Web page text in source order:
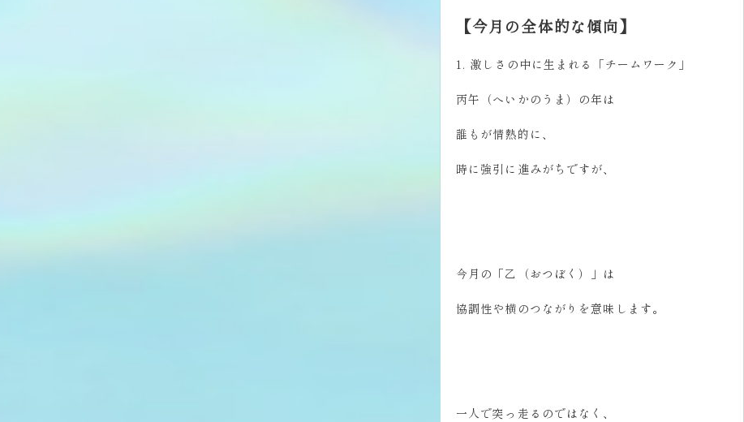
【今月の全体的な傾向】
1. 激しさの中に生まれる「チームワーク」
丙午（へいかのうま）の年は
誰もが情熱的に、
時に強引に進みがちですが、
今月の「乙（おつぼく）」は
協調性や横のつながりを意味します。
一人で突っ走るのではなく、